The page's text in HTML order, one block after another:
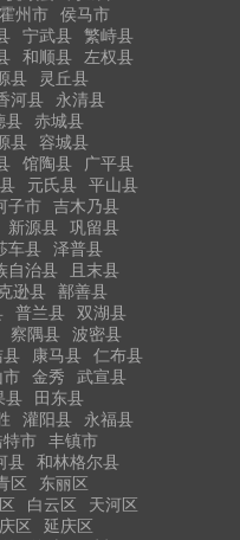
霍州市
侯马市
宁武县
繁峙县
和顺县
左权县
县
灵丘县
河县
永清县
县
赤城县
县
容城县
馆陶县
广平县
元氏县
平山县
子市
吉木乃县
新源县
巩留县
车县
泽普县
自治县
且末县
逊县
鄯善县
普兰县
双湖县
察隅县
波密县
县 康马县
仁布县
金秀
武宣县
县
田东县
灌阳县
永福县
市
丰镇市
县
和林格尔县
区
东丽区
白云区
天河区
区
延庆区